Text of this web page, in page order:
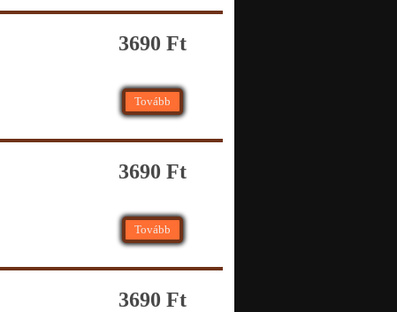
3690 Ft
Tovább
3690 Ft
Tovább
3690 Ft